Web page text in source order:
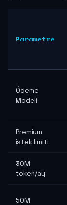
Parametre
Ödeme
Modeli
Premium
istek limiti
30M
token/ay
50M